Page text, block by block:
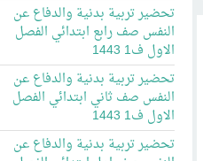
تحضير تربية بدنية والدفاع عن
النفس صف رابع ابتدائي الفصل
الاول ف1 1443
تحضير تربية بدنية والدفاع عن
النفس صف ثاني ابتدائي الفصل
الاول ف1 1443
تحضير تربية بدنية والدفاع عن